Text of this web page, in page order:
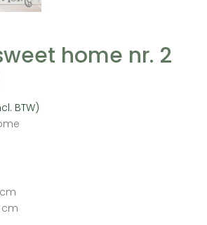
home nr. 2
BTW)
cm